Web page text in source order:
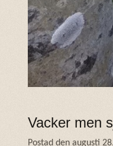
Vacker men
Postad den augusti